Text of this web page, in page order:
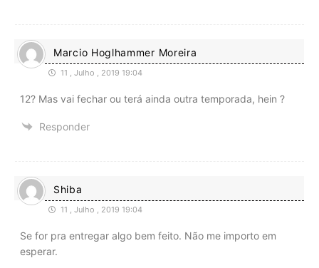
Marcio Hoglhammer Moreira
11 , Julho , 2019 19:04
12? Mas vai fechar ou terá ainda outra temporada, hein ?
Responder
Shiba
11 , Julho , 2019 19:04
Se for pra entregar algo bem feito. Não me importo em
esperar.